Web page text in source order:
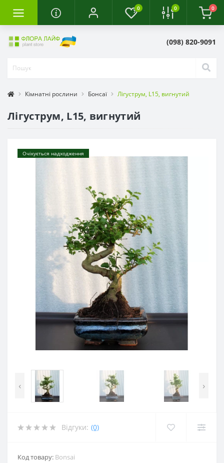
0 0 0
(098) 820-9091
Кімнатні рослини Бонсаї Лігуструм, L15, вигнутий
Лігуструм, L15, вигнутий
Очікується надходження
‹ ›
Відгуки: (0)
Код товару: Bonsai